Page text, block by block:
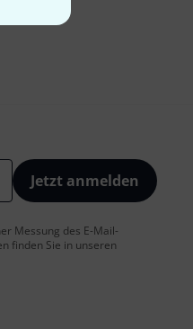
Jetzt anmelden
Messung des E-Mail-
finden Sie in unseren